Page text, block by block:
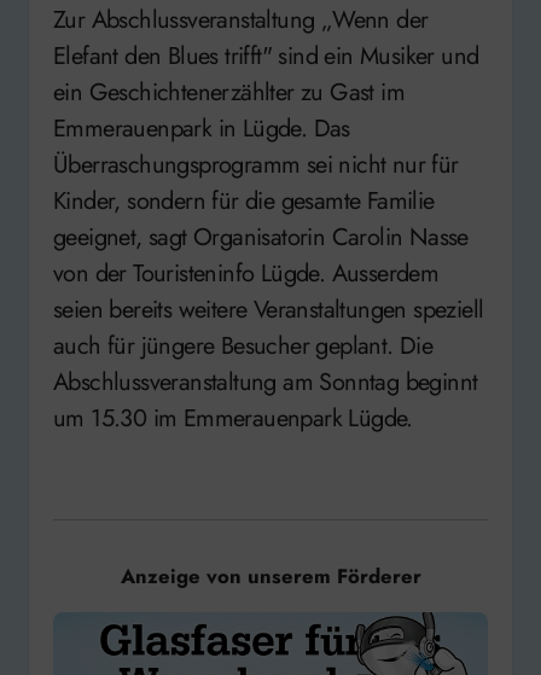
Zur Abschlussveranstaltung „Wenn der
Elefant den Blues trifft" sind ein Musiker und
ein Geschichtenerzählter zu Gast im
Emmerauenpark in Lügde. Das
Überraschungsprogramm sei nicht nur für
Kinder, sondern für die gesamte Familie
geeignet, sagt Organisatorin Carolin Nasse
von der Touristeninfo Lügde. Ausserdem
seien bereits weitere Veranstaltungen speziell
auch für jüngere Besucher geplant. Die
Abschlussveranstaltung am Sonntag beginnt
um 15.30 im Emmerauenpark Lügde.
Anzeige von unserem Förderer